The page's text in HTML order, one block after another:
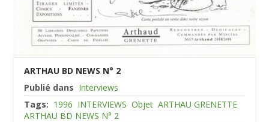
ARTHAU BD NEWS N° 2
Publié dans Interviews
Tags: 1996 INTERVIEWS Objet ARTHAU GRENETTE
ARTHAU BD NEWS N° 2